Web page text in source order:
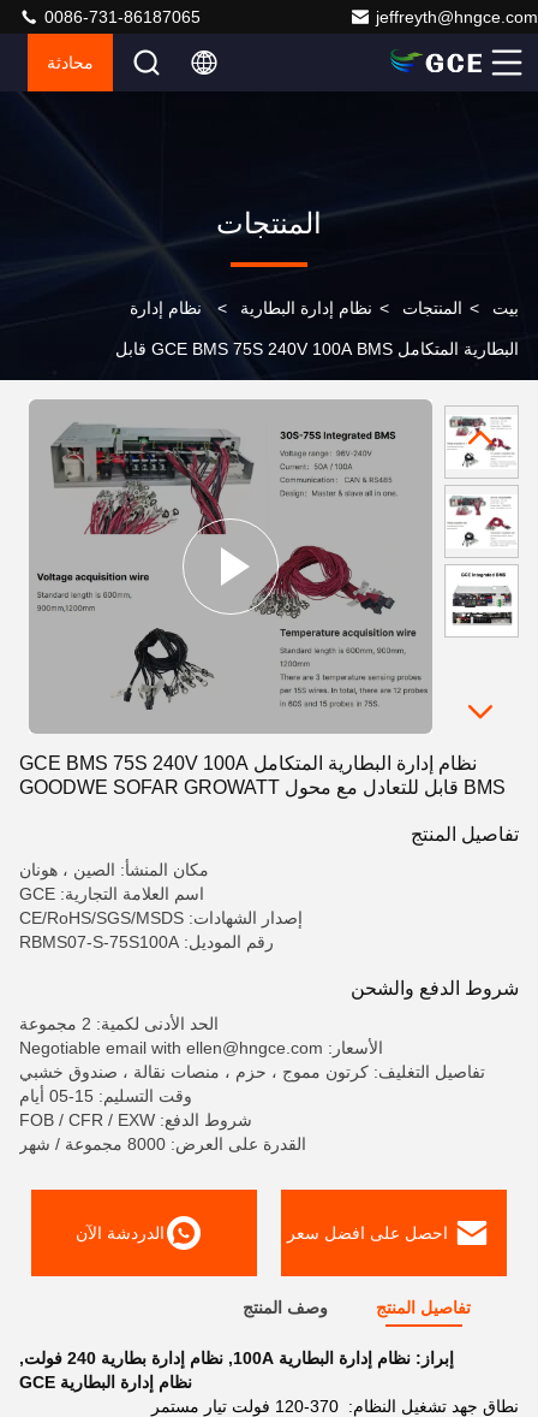
jeffreyth@hngce.com
0086-731-86187065
محادثة
المنتجات
بيت > المنتجات > نظام إدارة البطارية > نظام إدارة
البطارية المتكامل GCE BMS 75S 240V 100A BMS قابل
نظام إدارة البطارية المتكامل GCE BMS 75S 240V 100A
BMS قابل للتعادل مع محول GOODWE SOFAR GROWATT
تفاصيل المنتج
مكان المنشأ: الصين ، هونان
اسم العلامة التجارية: GCE
إصدار الشهادات: CE/RoHS/SGS/MSDS
رقم الموديل: RBMS07-S-75S100A
شروط الدفع والشحن
الحد الأدنى لكمية: 2 مجموعة
الأسعار: Negotiable email with ellen@hngce.com
تفاصيل التغليف: كرتون مموج ، حزم ، منصات نقالة ، صندوق خشبي
وقت التسليم: 15-05 أيام
شروط الدفع: FOB / CFR / EXW
القدرة على العرض: 8000 مجموعة / شهر
احصل على افضل سعر الدردشة الآن
تفاصيل المنتج وصف المنتج
إبراز: نظام إدارة البطارية 100A , نظام إدارة بطارية 240 فولت
,
نظام إدارة البطارية GCE
نطاق جهد تشغيل النظام: 120-370 فولت تيار مستمر